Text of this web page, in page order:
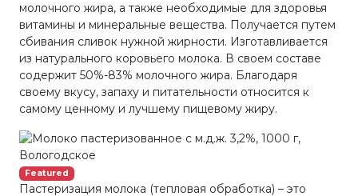
молочного жира, а также необходимые для здоровья
витамины и минеральные вещества. Получается путем
сбивания сливок нужной жирности. Изготавливается
из натурального коровьего молока. В своем составе
содержит 50%-83% молочного жира. Благодаря
своему вкусу, запаху и питательности относится к
самому ценному и лучшему пищевому жиру.
Featured
Пастеризация молока (тепловая обработка) – это